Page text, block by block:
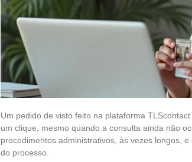
Um pedido de visto feito na plataforma
um clique, mesmo quando a consulta ainda não
procedimentos administrativos, às vezes longos,
do processo.